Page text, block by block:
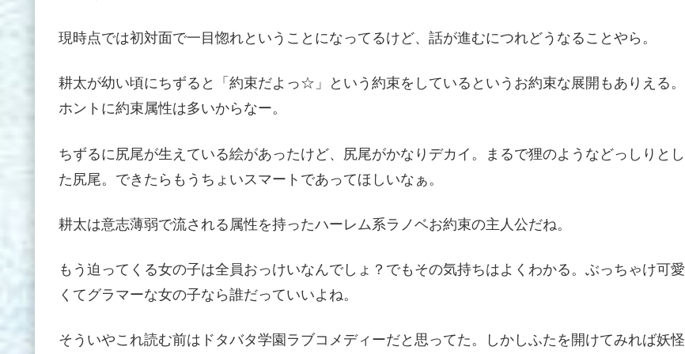
現時点では初対面で一目惚れということになってるけど、話が進むにつれどうなることやら。
耕太が幼い頃にちずると「約束だよっ☆」という約束をしているというお約束な展開もありえる。
ホントに約束属性は多いからなー。
ちずるに尻尾が生えている絵があったけど、尻尾がかなりデカイ。まるで狸のようなどっしりとし
た尻尾。できたらもうちょいスマートであってほしいなぁ。
耕太は意志薄弱で流される属性を持ったハーレム系ラノベお約束の主人公だね。
もう迫ってくる女の子は全員おっけいなんでしょ？でもその気持ちはよくわかる。ぶっちゃけ可愛
くてグラマーな女の子なら誰だっていいよね。
そういやこれ読む前はドタバタ学園ラブコメディーだと思ってた。しかしふたを開けてみれば妖怪